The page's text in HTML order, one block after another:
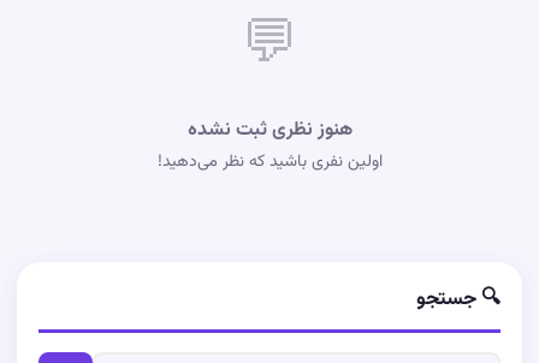
💬
هنوز نظری ثبت نشده
اولین نفری باشید که نظر می‌دهید!
🔍 جستجو